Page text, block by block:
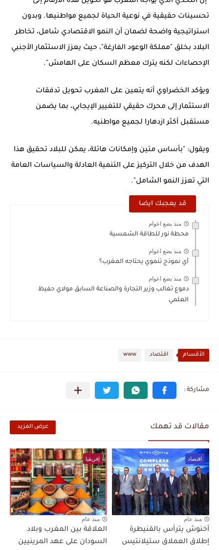
تحسينات حقيقية في نوعية الحياة لجميع مواطنيها. وبدون
استراتيجية واضحة لضمان أن النمو الاقتصادي شامل، تخاطر
البلاد بخلق "مملكة الوعود الفارغة"، حيث يعزز الاستثمار الأجنبي
الإحصاءات لكنه يترك معظم السكان على الهامش".
ويؤكد الخضراوي أنه يتعين على المغرب تحويل تدفقات
الاستثمار إلى محرك حقيقي للتغيير الإيجابي، بما يضمن
مستقبل أكثر ازدهارا لجميع مواطنيه.
ويقول: "بأساس متين وإمكانات هائلة، يمكن للبلاد تحقيق هذا
الهدف من خلال التركيز على التنمية العادلة والسياسات العامة
التي تعزز النمو الشامل".
قد يعجبك ايضا
منذ بضع اعوام
محطة نور للطاقة الشمسية
منذ بضع اعوام
أي نموذج تنموي يحتاجه المغرب؟
منذ بضع اعوام
دموع تغالب وزير التجارة والصناعة السابق مولاي حفيظ
العلمي
الأقسام اقتصاد www
مقالات قد تهمك عرض المزيد
اقتصاد
منذ عام
أخنوش يترأس بالقنيطرة
إطلاق العملاق ستيلانتيس
إفريقيا
منذ عام
العلاقة بين المغرب وبلاد
السودان على عهد المرينيين